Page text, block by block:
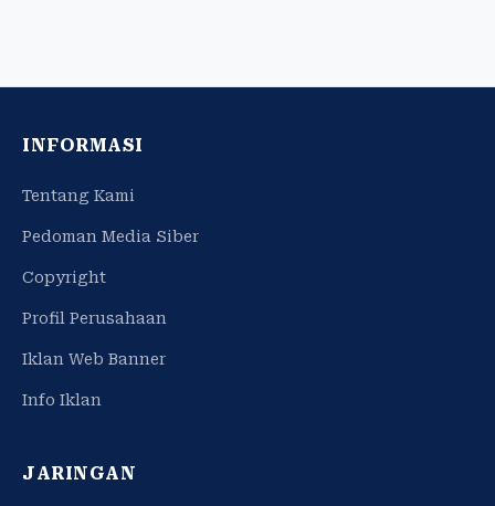
INFORMASI
Tentang Kami
Pedoman Media Siber
Copyright
Profil Perusahaan
Iklan Web Banner
Info Iklan
JARINGAN